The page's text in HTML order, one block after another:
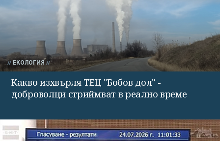
ЕКОЛОГИЯ
Какво изхвърля ТЕЦ "Бобов дол" -
доброволци стриймват в реално време